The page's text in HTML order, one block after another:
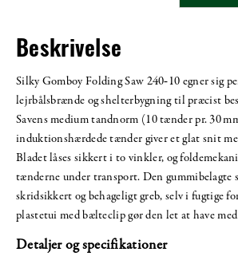
Beskrivelse
Silky Gomboy Folding Saw 240‑10 egner sig
lejrbålsbrænde og shelterbygning til præcist
Savens medium tandnorm (10 tænder pr. 30
induktionshærdede tænder giver et glat snit
Bladet låses sikkert i to vinkler, og
tænderne under transport. Den gummibelagte
skridsikkert og behageligt greb, selv i fugtige
plastetui med bælteclip gør den let at have
Detaljer og specifikationer